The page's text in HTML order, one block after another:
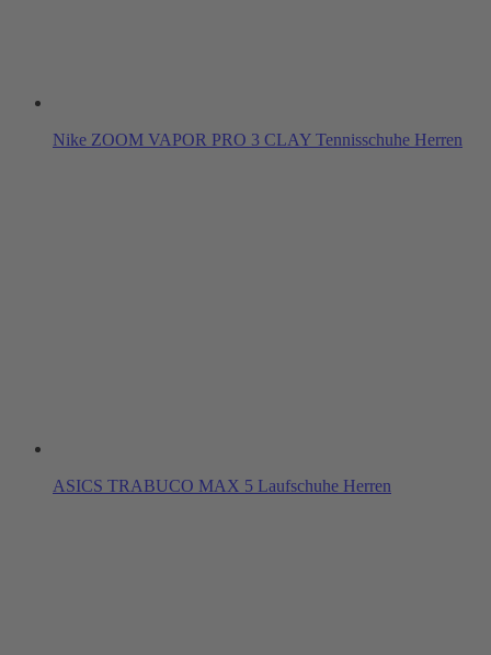
Nike ZOOM VAPOR PRO 3 CLAY Tennisschuhe Herren
ASICS TRABUCO MAX 5 Laufschuhe Herren